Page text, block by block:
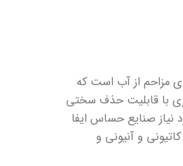
مزاحم از آب است که
با قابلیت حذف سختی
صنایع حساس ایفا
و آنیونی و